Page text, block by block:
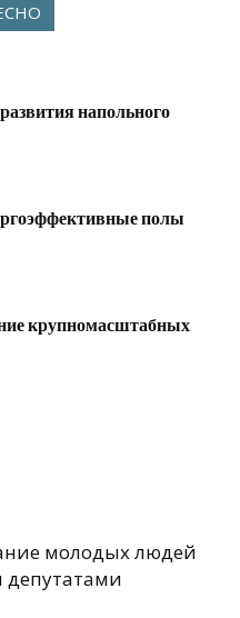
напольного
полы
крупномасштабных
молодых людей
депутатами